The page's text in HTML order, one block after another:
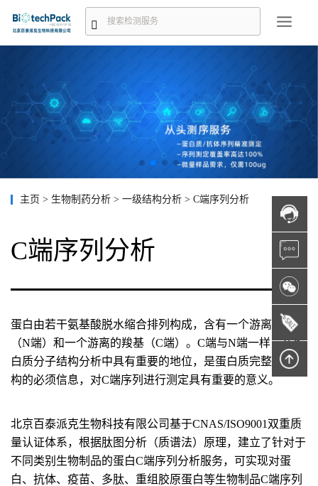
主页 > 生物制药分析 > 一级结构分析 > C端序列分析
C端序列分析
蛋白由若干氨基酸脱水缩合排列构成，含有一个游离的氨基
（N端）和一个游离的羧基（C端）。C端与N端一样，在蛋
白质分子结构分析中具有重要的地位，是蛋白质完整一级结
构的必须信息，对C端序列进行测定具有重要的意义。
北京百泰派克生物科技有限公司基于CNAS/ISO9001双重质
量认证体系，根据肽图分析（质谱法）原理，建立了针对于
不同类别生物制品的蛋白C端序列分析服务，可实现对蛋
白、抗体、疫苗、多肽、 重组 胶原蛋白等生物制品C端序列